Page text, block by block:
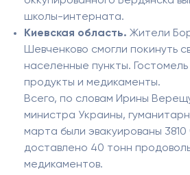
школы-интерната.
Киевская область. Жители
Шевченково смогли покинуть
населенные пункты.
продукты и медикаменты.
Всего, по словам Ирины
министра Украины,
марта были эвакуированы 3810
доставлено 40 тонн
медикаментов.